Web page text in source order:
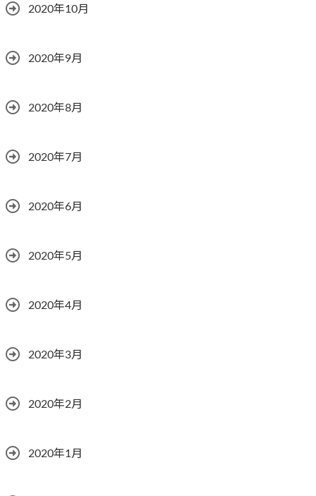
2020年10月
2020年9月
2020年8月
2020年7月
2020年6月
2020年5月
2020年4月
2020年3月
2020年2月
2020年1月